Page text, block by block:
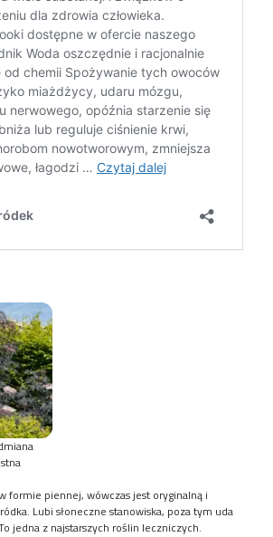
formie piennej, wówczas jest oryginalną i
Lubi słoneczne stanowiska, poza tym uda
jedna z najstarszych roślin leczniczych.